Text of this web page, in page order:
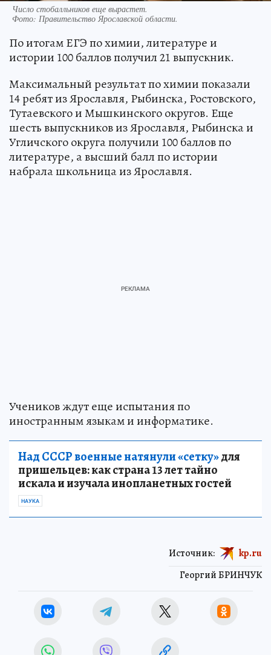
Число стобалльников еще вырастет.
Фото: Правительство Ярославской области.
По итогам ЕГЭ по химии, литературе и
истории 100 баллов получил 21 выпускник.
Максимальный результат по химии показали
14 ребят из Ярославля, Рыбинска, Ростовского,
Тутаевского и Мышкинского округов. Еще
шесть выпускников из Ярославля, Рыбинска и
Угличского округа получили 100 баллов по
литературе, а высший балл по истории
набрала школьница из Ярославля.
Учеников ждут еще испытания по
иностранным языкам и информатике.
Над СССР военные натянули «сетку»для
пришельцев: как страна 13 лет тайно
искала и изучала инопланетных гостей
НАУКА
Георгий БРИНЧУК
Источник: kp.ru